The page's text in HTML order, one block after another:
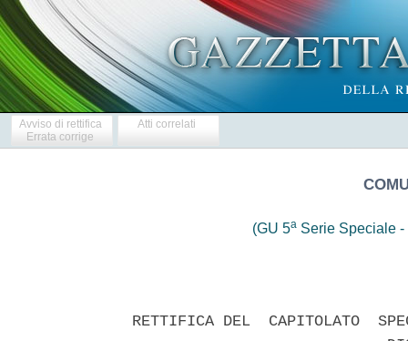
Avviso di rettifica
Errata corrige
Atti correlati
(GU 5aSerie Speciale -
RETTIFICA DEL  CAPITOLATO